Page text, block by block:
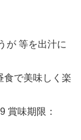
が 等を出汁に
食で美味しく楽
賞味期限：